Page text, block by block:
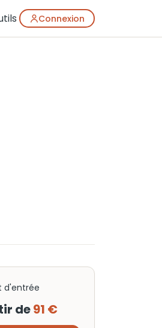
Connexion
d'entrée
de91 €